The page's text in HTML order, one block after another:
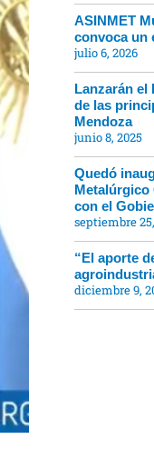
ASINMET
convoca un
julio 6, 2026
Lanzarán
de las
Mendoza
junio 8, 2025
Quedó
Metalúrgico
con el
septiembre
“El aporte
diciembre 9,